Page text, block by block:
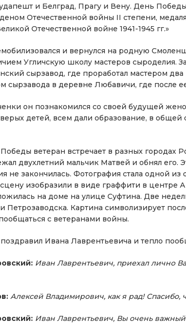
и Белград, Прагу и Вену. День
Отечественной войны II степени,
Отечественной войне 1941-1945 гг.»
и вернулся на родную
Угличскую школу мастеров сыроделия.
сырзавод, где проработал мастером
сырзавода в деревне Любавичи, где после
он познакомился со своей будущей
детей, всем дали образование, в общей
ветеран встречает в разных городах
двухлетний мальчик Матвей и обнял его.
не закончилась. Фотография стала одной
изобразили в виде граффити в центре
на доме на улице Суфтина. Две
Петрозаводска. Картина символизирует
с ветеранами войны.
поздравил Ивана Лаврентьевича и тепло
Иван Лаврентьевич, приехал лично
Алексей Владимирович, как я рад! Спасибо,
Иван Лаврентьевич, Вы очень